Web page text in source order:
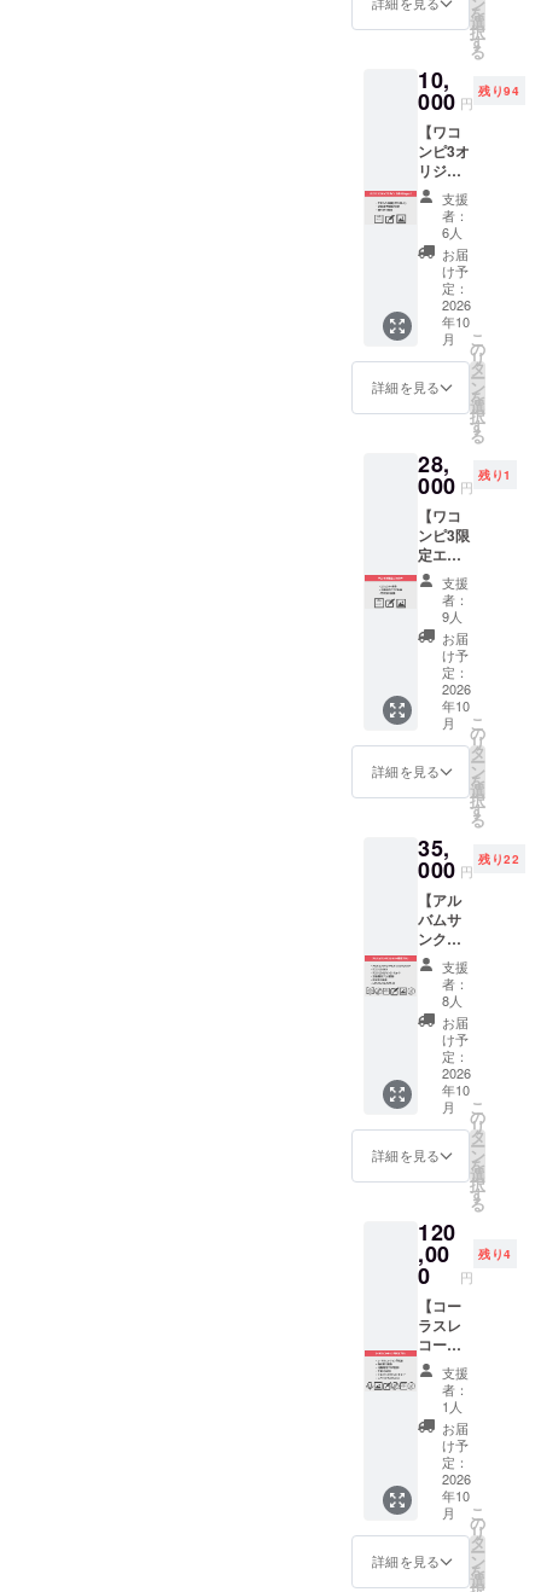
性が高
く、金
も起こ
しにく
いで
す。
ボール
チェー
ンも付
属いた
しま
す。 ※
シリア
ルナン
バーの
数字は
お選び
けませ
ん。お
お渡し
しま
す。 ・
ドッグ
タグ本
体(ボー
ル
チェー
ン付) ・
待ち受
け画像
・活動
報告ブ
ログ招
待
の特別
画像の
PC用と
スマホ
用の壁
紙（画
像デー
タ）を
ご提
供。ご
登録い
ただい
たメー
ルアド
レスに
しま
す。 ・
CD(8曲
入り予
定) ・ワ
コンピ3
のダウ
ンロー
ドカー
ド(8曲
入り予
定) ・活
動報告
ブログ
招待 ・
待ち受
け画像
ムとダ
ウン
ロード
カード
に加
え、ワ
コンピ
の未発
表音源
などレ
アな音
源の
入った
CD-Rを
お届け
します
（3曲入
活動報
告ブロ
グにご
招待し
ます。
他にク
ラウド
ファン
ディン
グ特典
としま
してワ
コンピ3
の特別
画像の
PC用と
スマホ
用の壁
タ）を
ご提
供。ご
登録い
ただい
たメー
ルアド
レスに
送付致
しま
す。 ・
ワコン
ピ3の
CD(8曲
入り予
コンピ3
のダウ
ド(8曲
入り予
定) ・レ
アト
ラック
入り
CD-
R（3曲
入り予
定） ・
活動報
告ブロ
グ招待
・待ち
受け画
を
選
択
す
る
10,
000 円
残り94
【ワコ
ンピ3オ
リジナ
ルスキ
ンプラ
グイン
（各
VSinger
）】 協
賛企業
様の協
力の
下、今
秋発売
予定の
プラグ
類を先
行販
売。特
別仕様
ですの
でワコ
ンピ3歌
VSinger
様全員
のイラ
ストが
切替表
示可能
なオリ
ジナル
スキン
定の活
動報告
ブログ
にご招
待しま
す。ワ
コンピ3
の特別
画像の
PC用・
スマホ
用壁紙
（画像
デー
タ）
は、ご
登録い
レスに
送付致
しま
す。 ※
ワコン
ピ3の
TD（ト
ラック
ダウ
ン）で
同品が
実際に
使用さ
れま
す。 ※
ゲスト
歌唱者
さまは
支援
者：
6人
お届
け予
定：
2026
年10
月
詳細を見る
こ
の
リ
タ
ー
ン
を
選
択
す
る
28,
000 円
残り1
【ワコ
ンピ3限
定エ
フェク
ター】
佐賀県
発のハ
ンドメ
イドエ
フェク
ター工
「SEA
SIDE
SOUND
」によ
コンピ3
限定エ
フェク
ターで
す。
「オリ
ジナル
イラス
ト全員
絵デザ
イン」
と「ワ
コンピ3
ロゴ
マー
ク」の2
種類か
す。 ※
ワコン
ピ3のレ
コー
ディン
グで実
際に使
用され
るエレ
キギ
ター用
エフェ
クター
（オー
バード
ライ
ブ）と
同品
支援
者：
9人
お届
け予
定：
2026
年10
月
詳細を見る
こ
の
リ
タ
ー
ン
を
選
択
す
る
35,
000 円
残り22
【アル
バムサ
ンクス
クレ
ジット
プラ
ン】
CDブッ
クレッ
（デー
タ、紙
共に）
のサン
クスク
レジッ
お名前
を掲載
させて
いただ
きま
す。
（全角
10文字
以内、
一般的
な記
号） ※
備考欄
に掲載
名をご
入力下
さい。
※ワコン
ピ3アル
支援
者：
8人
お届
け予
定：
2026
年10
月
詳細を見る
こ
の
リ
タ
ー
ン
を
選
択
す
る
120
,00
0 円
残り4
【コー
ラスレ
コー
ディン
グ参加
プラ
ン】 ワ
コンピ
の楽曲
レコー
ディン
グに参
加する
事がで
きるプ
支援
者：
1人
お届
け予
定：
2026
年10
月
詳細を見る
こ
の
リ
タ
ー
ン
を
選